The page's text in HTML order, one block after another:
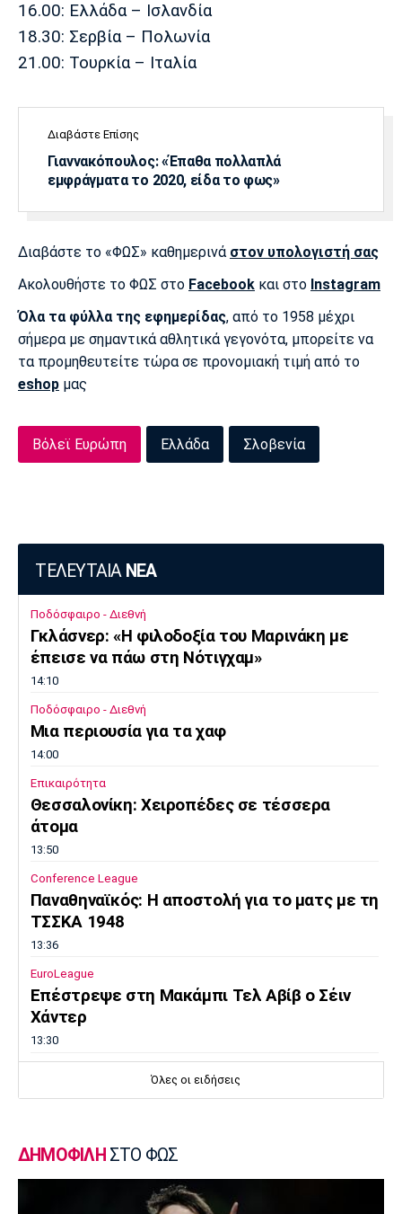
16.00: Ελλάδα – Ισλανδία
18.30: Σερβία – Πολωνία
21.00: Τουρκία – Ιταλία
Διαβάστε Επίσης
Γιαννακόπουλος: «Έπαθα πολλαπλά
εμφράγματα το 2020, είδα το φως»
Διαβάστε το «ΦΩΣ» καθημερινά στον υπολογιστή σας
Ακολουθήστε το ΦΩΣ στο Facebook και στο Instagram
Όλα τα φύλλα της εφημερίδας, από το 1958 μέχρι
σήμερα με σημαντικά αθλητικά γεγονότα, μπορείτε να
τα προμηθευτείτε τώρα σε προνομιακή τιμή από το
eshop μας
Βόλεϊ Ευρώπη Ελλάδα Σλοβενία
ΤΕΛΕΥΤΑΙΑ ΝΕΑ
Ποδόσφαιρο - Διεθνή
Γκλάσνερ: «Η φιλοδοξία του Μαρινάκη με
έπεισε να πάω στη Νότιγχαμ»
14:10
Ποδόσφαιρο - Διεθνή
Μια περιουσία για τα χαφ
14:00
Επικαιρότητα
Θεσσαλονίκη: Χειροπέδες σε τέσσερα
άτομα
13:50
Conference League
Παναθηναϊκός: Η αποστολή για το ματς με τη
ΤΣΣΚΑ 1948
13:36
EuroLeague
Επέστρεψε στη Μακάμπι Τελ Αβίβ ο Σέιν
Χάντερ
13:30
Αρτέτα για Τζόλη: «Έχω να πω πολύ καλά
Μπάσκετ Ελλάδα
Επέστρεψε στο Περιστέρι ο Γκιουζέλης
Όλες οι ειδήσεις
ΔΗΜΟΦΙΛΗ ΣΤΟ ΦΩΣ